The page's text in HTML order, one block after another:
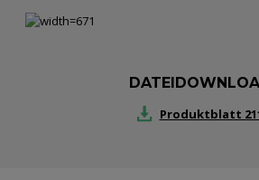
Produktblatt